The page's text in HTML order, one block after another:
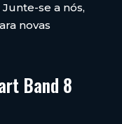
se a nós,
novas
Band 8